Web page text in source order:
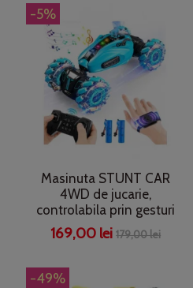
-5%
Masinuta STUNT CAR
4WD de jucarie,
controlabila prin gesturi
169,00 lei179,00 lei
-49%